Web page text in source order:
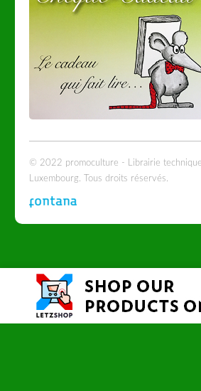
© 2022 promoculture - Librairie
Luxembourg. Tous droits réservés.